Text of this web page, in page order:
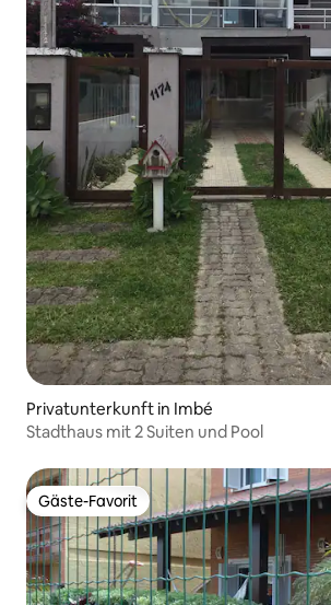
Privatunterkunft in Imbé
Stadthaus mit 2 Suiten und Pool
Gäste-Favorit
Gäste-Favorit